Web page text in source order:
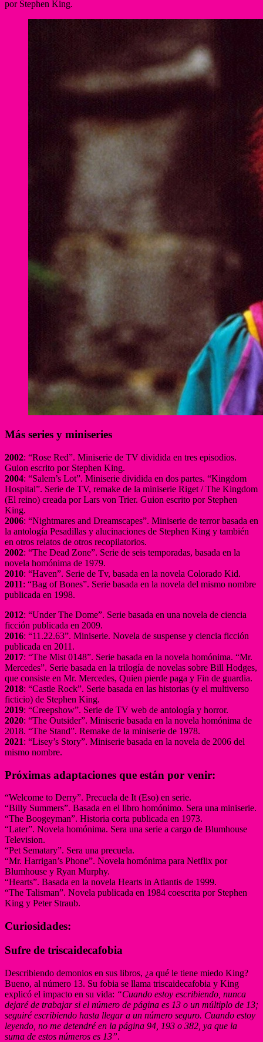
por Stephen King.
Más series y miniseries
2002: “Rose Red”. Miniserie de TV dividida en tres episodios.
Guion escrito por Stephen King.
2004: “Salem’s Lot”. Miniserie dividida en dos partes. “Kingdom
Hospital”. Serie de TV, remake de la miniserie Riget / The Kingdom
(El reino) creada por Lars von Trier. Guion escrito por Stephen
King.
2006: “Nightmares and Dreamscapes”. Miniserie de terror basada en
la antología Pesadillas y alucinaciones de Stephen King y también
en otros relatos de otros recopilatorios.
2002: “The Dead Zone”. Serie de seis temporadas, basada en la
novela homónima de 1979.
2010: “Haven”. Serie de Tv, basada en la novela Colorado Kid.
2011: “Bag of Bones”. Serie basada en la novela del mismo nombre
publicada en 1998.
2012: “Under The Dome”. Serie basada en una novela de ciencia
ficción publicada en 2009.
2016: “11.22.63”. Miniserie. Novela de suspense y ciencia ficción
publicada en 2011.
2017: “The Mist 0148”. Serie basada en la novela homónima. “Mr.
Mercedes”. Serie basada en la trilogía de novelas sobre Bill Hodges,
que consiste en Mr. Mercedes, Quien pierde paga y Fin de guardia.
2018: “Castle Rock”. Serie basada en las historias (y el multiverso
ficticio) de Stephen King.
2019: “Creepshow”. Serie de TV web de antología y horror.
2020: “The Outsider”. Miniserie basada en la novela homónima de
2018. “The Stand”. Remake de la miniserie de 1978.
2021: “Lisey’s Story”. Miniserie basada en la novela de 2006 del
mismo nombre.
Próximas adaptaciones que están por venir:
“Welcome to Derry”. Precuela de It (Eso) en serie.
“Billy Summers”. Basada en el libro homónimo. Sera una miniserie.
“The Boogeyman”. Historia corta publicada en 1973.
“Later”. Novela homónima. Sera una serie a cargo de Blumhouse
Television.
“Pet Sematary”. Sera una precuela.
“Mr. Harrigan’s Phone”. Novela homónima para Netflix por
Blumhouse y Ryan Murphy.
“Hearts”. Basada en la novela Hearts in Atlantis de 1999.
“The Talisman”. Novela publicada en 1984 coescrita por Stephen
King y Peter Straub.
Curiosidades:
Sufre de triscaidecafobia
Describiendo demonios en sus libros, ¿a qué le tiene miedo King?
Bueno, al número 13. Su fobia se llama triscaidecafobia y King
explicó el impacto en su vida: “Cuando estoy escribiendo, nunca
dejaré de trabajar si el número de página es 13 o un múltiplo de 13;
seguiré escribiendo hasta llegar a un número seguro. Cuando estoy
leyendo, no me detendré en la página 94, 193 o 382, ya que la
suma de estos números es 13”.